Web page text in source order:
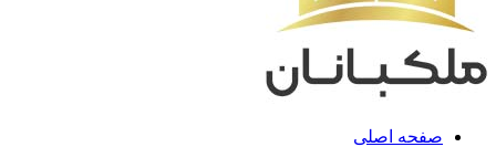
صفحه اصلی